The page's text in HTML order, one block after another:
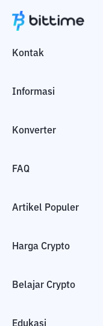
Kontak
Informasi
Konverter
FAQ
Artikel Populer
Harga Crypto
Belajar Crypto
Edukasi